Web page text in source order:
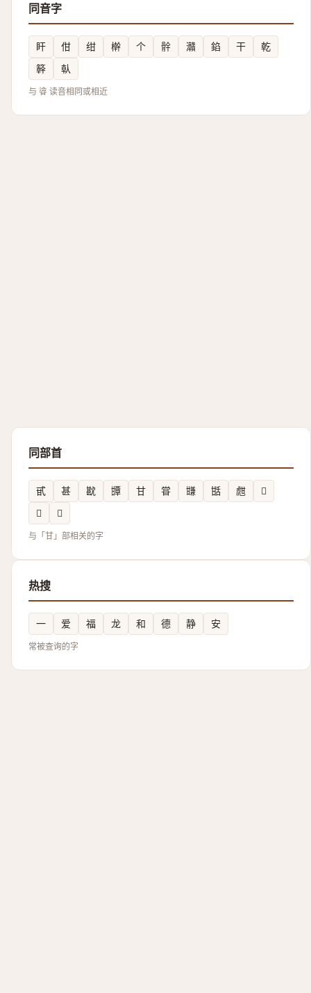
同音字
盰 佄 绀 檊 个 䯎 灨 錎 干
乾
簳
倝
与 㽏 读音相同或相近
同部首
甙 甚 㽎 㽑 甘 甞 㽐 甛 甝
𰢧
𭺯
𭺮
与「甘」部相关的字
热搜
一 爱 福 龙 和 德 静 安
常被查询的字